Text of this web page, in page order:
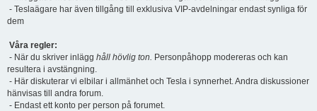
- Teslaägare har även tillgång till exklusiva VIP-avdelningar endast synliga för
dem
Våra regler:
- När du skriver inlägg håll hövlig ton. Personpåhopp modereras och kan
resultera i avstängning.
- Här diskuterar vi elbilar i allmänhet och Tesla i synnerhet. Andra diskussioner
hänvisas till andra forum.
- Endast ett konto per person på forumet.